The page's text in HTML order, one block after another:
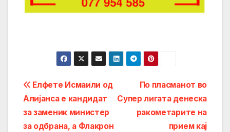
Post
navigation
По пласманот во
Супер лигата денеска
ракометарите на
прием кај
Елфете Исмаили oд
Алијанса е кандидат
за заменик министер
за одбрана, а Флакрон